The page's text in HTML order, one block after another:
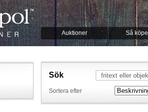
Auktioner Så
Sök
Sortera efter